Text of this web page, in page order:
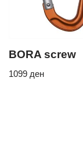
BORA screw
1099 ден